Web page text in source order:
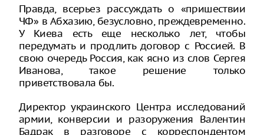
Правда, всерьез рассуждать о «пришествии
ЧФ» в Абхазию, безусловно, преждевременно.
У Киева есть еще несколько лет, чтобы
передумать и продлить договор с Россией. В
свою очередь Россия, как ясно из слов Сергея
Иванова, такое решение только
приветствовала бы.
Директор украинского Центра исследований
армии, конверсии и разоружения Валентин
Бадрак в разговоре с корреспондентом